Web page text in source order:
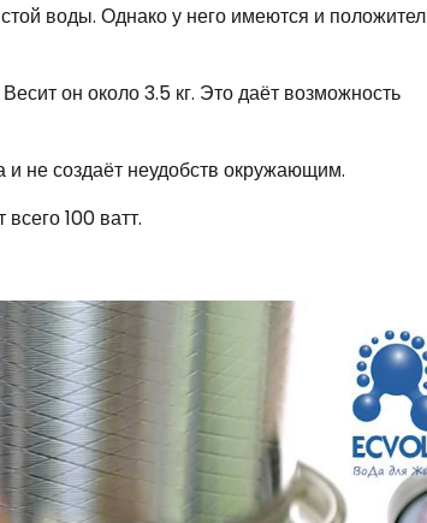
воды. Однако у него имеются и
он около 3.5 кг. Это даёт возможность
не создаёт неудобств окружающим.
100 ватт.